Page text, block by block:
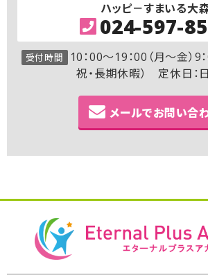
ハッピ－すまいる大
024-597-
受付時間
10：00～19：00（月～金）9
祝・長期休暇） 定休日：
メールでお問い合